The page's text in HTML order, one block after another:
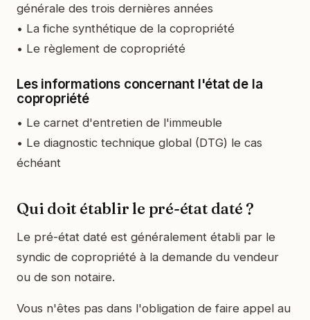
générale des trois dernières années
• La fiche synthétique de la copropriété
• Le règlement de copropriété
Les informations concernant l'état de la
copropriété
• Le carnet d'entretien de l'immeuble
• Le diagnostic technique global (DTG) le cas
échéant
Qui doit établir le pré-état daté ?
Le pré-état daté est généralement établi par le
syndic de copropriété à la demande du vendeur
ou de son notaire.
Vous n'êtes pas dans l'obligation de faire appel au